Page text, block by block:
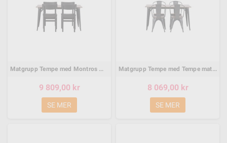
Matgrupp Tempe med Montros matstolar, 140 × 80 cm
9 809,00 kr
SE MER
Matgrupp Tempe med Tempe matstolar, 140 × 80 cm
8 069,00 kr
SE MER